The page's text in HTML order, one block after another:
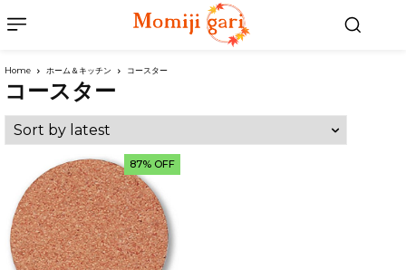
Home ホーム＆キッチン コースター
コースター
87% OFF